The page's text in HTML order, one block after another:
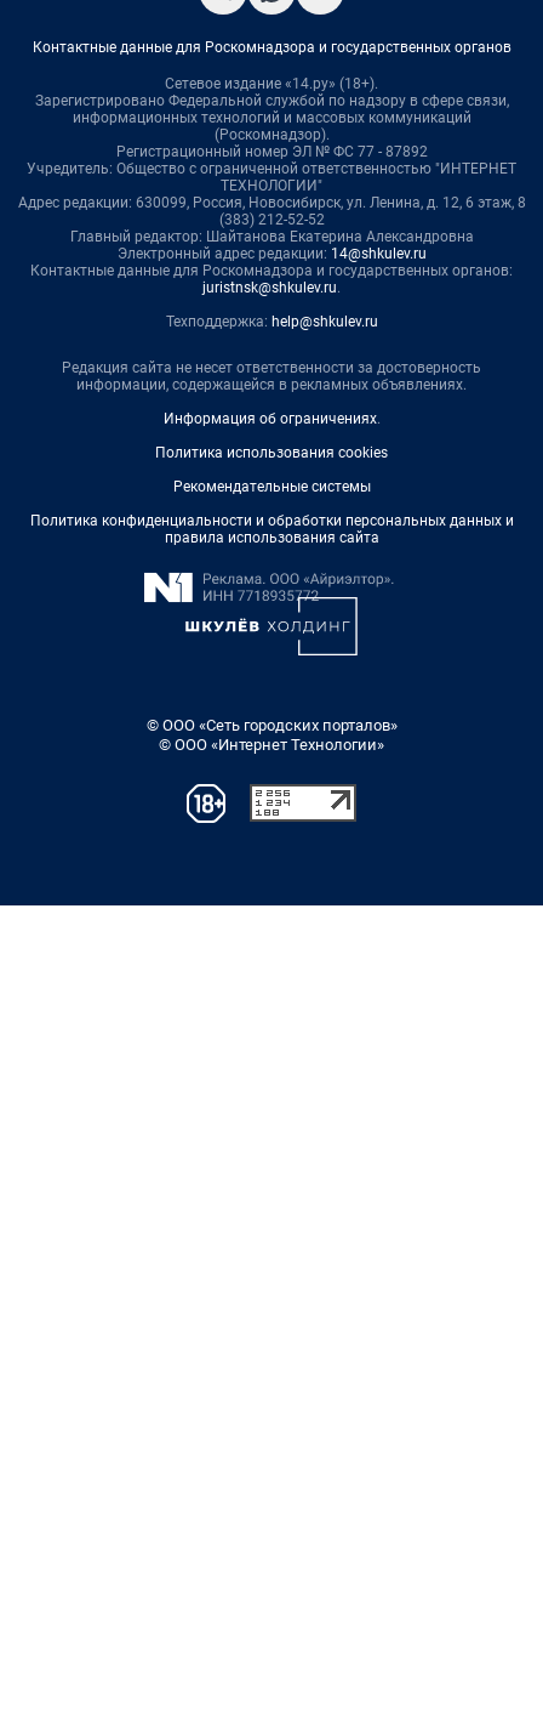
Контактные данные для Роскомнадзора и государственных органов
Сетевое издание «14.ру» (18+).
Зарегистрировано Федеральной службой по надзору в сфере связи,
информационных технологий и массовых коммуникаций
(Роскомнадзор).
Регистрационный номер ЭЛ № ФС 77 - 87892
Учредитель: Общество с ограниченной ответственностью "ИНТЕРНЕТ
ТЕХНОЛОГИИ"
Адрес редакции: 630099, Россия, Новосибирск, ул. Ленина, д. 12, 6 этаж, 8
(383) 212-52-52
Главный редактор: Шайтанова Екатерина Александровна
Электронный адрес редакции: 14@shkulev.ru
Контактные данные для Роскомнадзора и государственных органов:
juristnsk@shkulev.ru.
Техподдержка: help@shkulev.ru
Редакция сайта не несет ответственности за достоверность
информации, содержащейся в рекламных объявлениях.
Информация об ограничениях.
Политика использования cookies
Рекомендательные системы
Политика конфиденциальности и обработки персональных данных и
правила использования сайта
© ООО «Сеть городских порталов»
© ООО «Интернет Технологии»